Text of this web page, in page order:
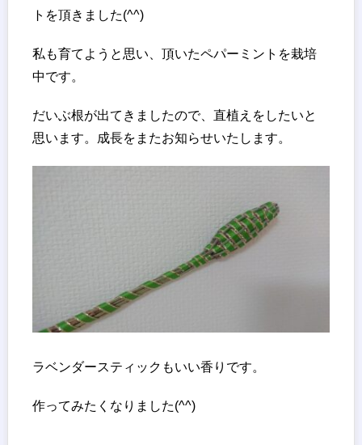
トを頂きました(^^)
私も育てようと思い、頂いたペパーミントを栽培
中です。
だいぶ根が出てきましたので、直植えをしたいと
思います。成長をまたお知らせいたします。
ラベンダースティックもいい香りです。
作ってみたくなりました(^^)